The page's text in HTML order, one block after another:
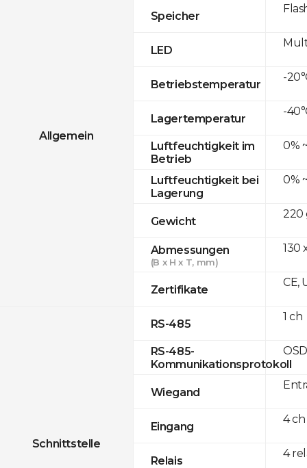
Allgemein
Speicher
LED
Betriebstemperatur
Lagertemperatur
Luftfeuchtigkeit im
Betrieb
Luftfeuchtigkeit bei
Lagerung
Gewicht
Abmessungen
(B x H x T, mm)
Zertifikate
Schnittstelle
RS-485
RS-485-
Kommunikationsprotokoll
Wiegand
Eingang
Relais
-
-
0%
0%
220
130
CE,
1 ch
4 ch
4